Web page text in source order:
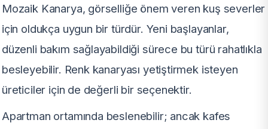
Mozaik Kanarya, görselliğe önem veren kuş severler
için oldukça uygun bir türdür. Yeni başlayanlar,
düzenli bakım sağlayabildiği sürece bu türü rahatlıkla
besleyebilir. Renk kanaryası yetiştirmek isteyen
üreticiler için de değerli bir seçenektir.
Apartman ortamında beslenebilir; ancak kafes